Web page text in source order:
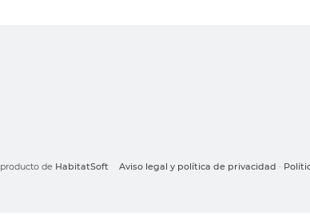
de HabitatSoft Aviso legal y política de privacidad ·